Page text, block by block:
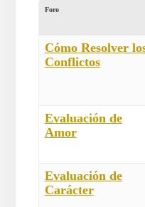
Foro
Cómo Resolver
Conflictos
Evaluación de
Amor
Evaluación de
Carácter